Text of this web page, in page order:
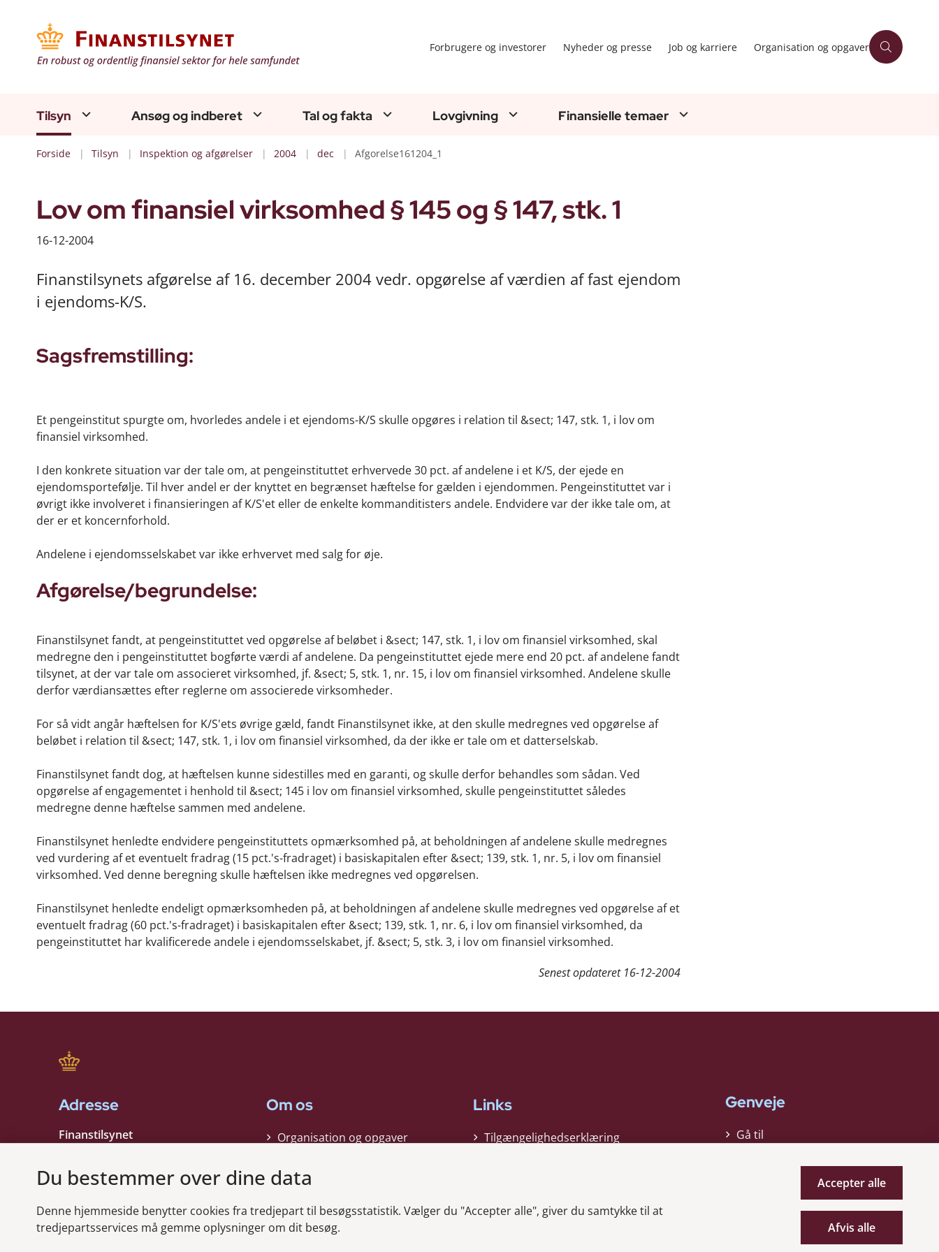
Forbrugere og investorer Nyheder og presse Job og karriere Organisation og opgaver
Tilsyn Ansøg og indberet Tal og fakta Lovgivning Finansielle temaer
Forside Tilsyn Inspektion og afgørelser 2004 dec Afgorelse161204_1
Lov om finansiel virksomhed § 145 og § 147, stk. 1
16-12-2004
Finanstilsynets afgørelse af 16. december 2004 vedr. opgørelse af værdien af fast ejendom
i ejendoms-K/S.
Sagsfremstilling:
Et pengeinstitut spurgte om, hvorledes andele i et ejendoms-K/S skulle opgøres i relation til &sect; 147, stk. 1, i lov om
finansiel virksomhed.
I den konkrete situation var der tale om, at pengeinstituttet erhvervede 30 pct. af andelene i et K/S, der ejede en
ejendomsportefølje. Til hver andel er der knyttet en begrænset hæftelse for gælden i ejendommen. Pengeinstituttet var i
øvrigt ikke involveret i finansieringen af K/S'et eller de enkelte kommanditisters andele. Endvidere var der ikke tale om, at
der er et koncernforhold.
Andelene i ejendomsselskabet var ikke erhvervet med salg for øje.
Afgørelse/begrundelse:
Finanstilsynet fandt, at pengeinstituttet ved opgørelse af beløbet i &sect; 147, stk. 1, i lov om finansiel virksomhed, skal
medregne den i pengeinstituttet bogførte værdi af andelene. Da pengeinstituttet ejede mere end 20 pct. af andelene fandt
tilsynet, at der var tale om associeret virksomhed, jf. &sect; 5, stk. 1, nr. 15, i lov om finansiel virksomhed. Andelene skulle
derfor værdiansættes efter reglerne om associerede virksomheder.
For så vidt angår hæftelsen for K/S'ets øvrige gæld, fandt Finanstilsynet ikke, at den skulle medregnes ved opgørelse af
beløbet i relation til &sect; 147, stk. 1, i lov om finansiel virksomhed, da der ikke er tale om et datterselskab.
Finanstilsynet fandt dog, at hæftelsen kunne sidestilles med en garanti, og skulle derfor behandles som sådan. Ved
opgørelse af engagementet i henhold til &sect; 145 i lov om finansiel virksomhed, skulle pengeinstituttet således
medregne denne hæftelse sammen med andelene.
Finanstilsynet henledte endvidere pengeinstituttets opmærksomhed på, at beholdningen af andelene skulle medregnes
ved vurdering af et eventuelt fradrag (15 pct.'s-fradraget) i basiskapitalen efter &sect; 139, stk. 1, nr. 5, i lov om finansiel
virksomhed. Ved denne beregning skulle hæftelsen ikke medregnes ved opgørelsen.
Finanstilsynet henledte endeligt opmærksomheden på, at beholdningen af andelene skulle medregnes ved opgørelse af et
eventuelt fradrag (60 pct.'s-fradraget) i basiskapitalen efter &sect; 139, stk. 1, nr. 6, i lov om finansiel virksomhed, da
pengeinstituttet har kvalificerede andele i ejendomsselskabet, jf. &sect; 5, stk. 3, i lov om finansiel virksomhed.
Senest opdateret 16-12-2004
Adresse
Finanstilsynet
1401 København K
CVR nummer:10598184
Om os
Organisation og opgaver
Kontakt
Modtag nyheder
Links
Tilgængelighedserklæring
Whistleblower
Genveje
Gå til
Du bestemmer over dine data
Denne hjemmeside benytter cookies fra tredjepart til besøgsstatistik. Vælger du "Accepter alle", giver du samtykke til at
tredjepartsservices må gemme oplysninger om dit besøg.
Accepter alle
Afvis alle